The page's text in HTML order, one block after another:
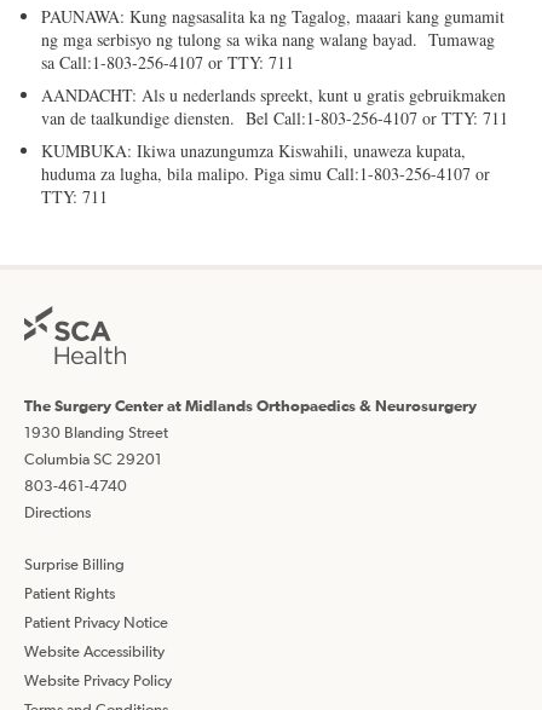
PAUNAWA: Kung nagsasalita ka ng Tagalog, maaari kang gumamit
ng mga serbisyo ng tulong sa wika nang walang bayad. Tumawag
sa Call:1-803-256-4107 or TTY: 711
AANDACHT: Als u nederlands spreekt, kunt u gratis gebruikmaken
van de taalkundige diensten. Bel Call:1-803-256-4107 or TTY: 711
KUMBUKA: Ikiwa unazungumza Kiswahili, unaweza kupata,
huduma za lugha, bila malipo. Piga simu Call:1-803-256-4107 or
TTY: 711
The Surgery Center at Midlands Orthopaedics & Neurosurgery
1930 Blanding Street
Columbia SC 29201
803-461-4740
Directions
Surprise Billing
Patient Rights
Patient Privacy Notice
Website Accessibility
Website Privacy Policy